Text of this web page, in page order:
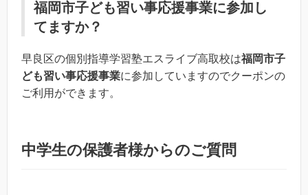
福岡市子ども習い事応援事業に参加し
てますか？
早良区の個別指導学習塾エスライブ高取校は福岡市子
ども習い事応援事業に参加していますのでクーポンの
ご利用ができます。
中学生の保護者様からのご質問